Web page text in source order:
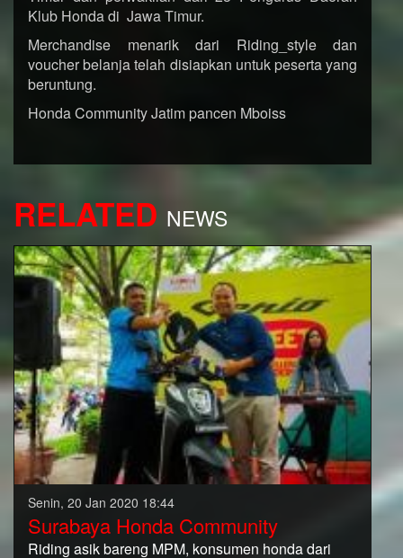
Klub Honda di Jawa Timur.
Merchandise menarik dari Riding_style dan
voucher belanja telah disiapkan untuk peserta yang
beruntung.
Honda Community Jatim pancen Mboiss
RELATED NEWS
Senin, 20 Jan 2020 18:44
Surabaya Honda Community
Riding asik bareng MPM, konsumen honda dari